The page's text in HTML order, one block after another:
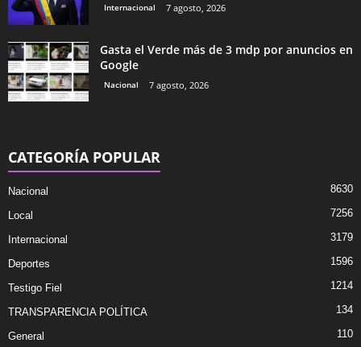
Internacional 7 agosto, 2026
Gasta el Verde más de 3 mdp por anuncios en
Google
Nacional 7 agosto, 2026
CATEGORÍA POPULAR
Nacional 8630
Local 7256
Internacional 3179
Deportes 1596
Testigo Fiel 1214
TRANSPARENCIA POLÍTICA 134
General 110